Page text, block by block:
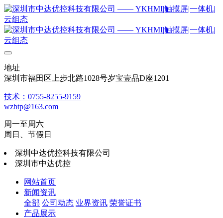
地址
深圳市福田区上步北路1028号岁宝壹品D座1201
技术：0755-8255-9159
wzbtp@163.com
周一至周六
周日、节假日
深圳中达优控科技有限公司
深圳市中达优控
网站首页
新闻资讯
全部 公司动态 业界资讯 荣誉证书
产品展示